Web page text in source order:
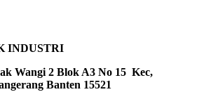
INDUSTRI
Wangi 2 Blok A3 No 15 Kec,
Banten 15521